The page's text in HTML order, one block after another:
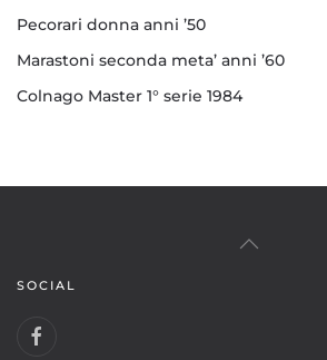
Pecorari donna anni ’50
Marastoni seconda meta’ anni ’60
Colnago Master 1° serie 1984
SOCIAL